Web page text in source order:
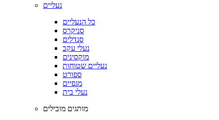
נעליים
כל הנעליים
סניקרס
סנדלים
נעלי עקב
מוקסינים
נעליים שטוחות
ספורט
מגפיים
נעלי בית
מותגים מובילים